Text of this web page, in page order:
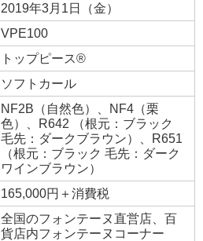
2019年3月1日（金）
VPE100
トップピース®
ソフトカール
NF2B（自然色）、NF4（栗
色）、R642 （根元：ブラック
毛先：ダークブラウン）、R651
（根元：ブラック 毛先：ダーク
ワインブラウン）
165,000円＋消費税
全国のフォンテーヌ直営店、百
貨店内フォンテーヌコーナー